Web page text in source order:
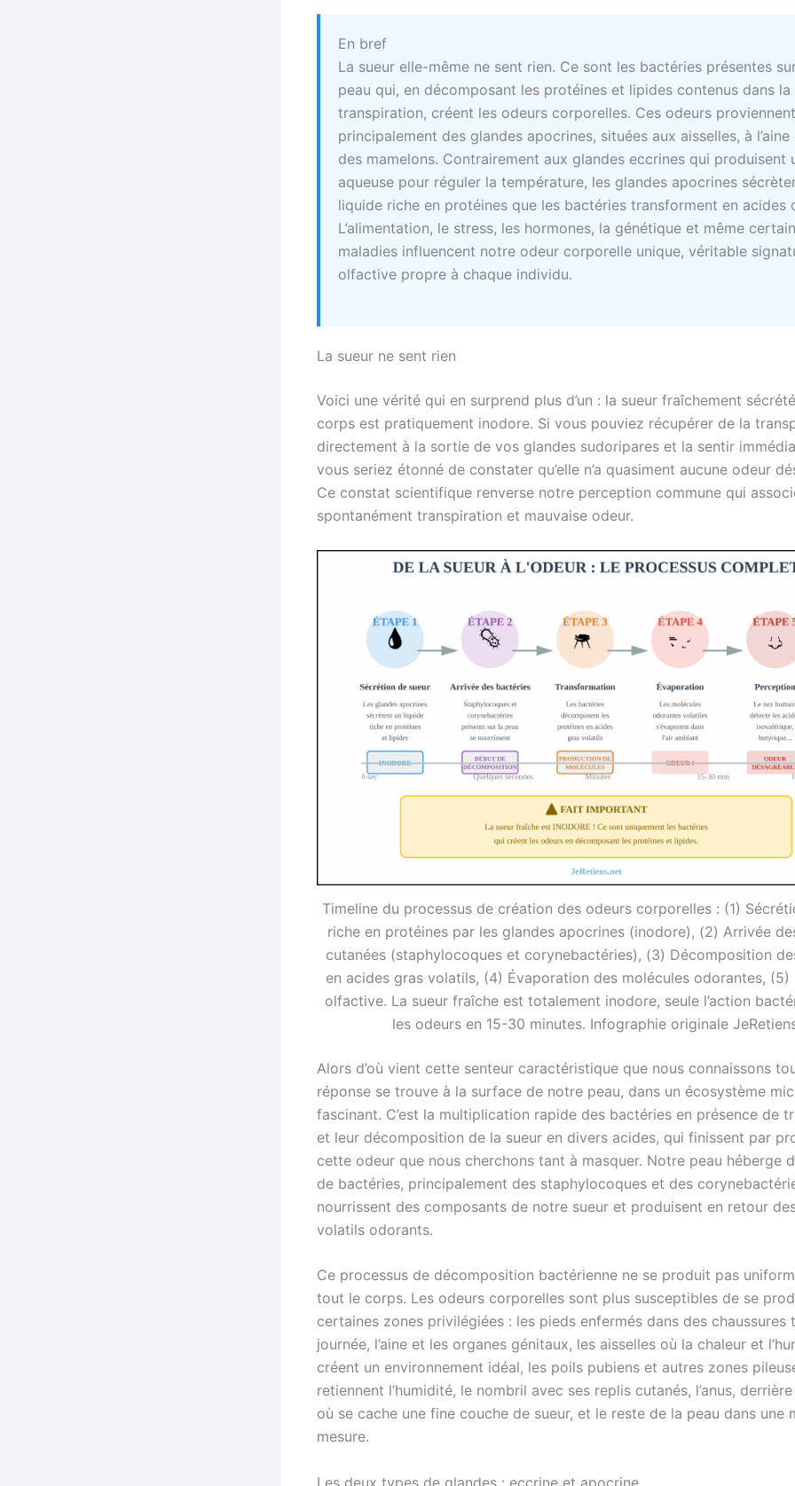
En bref
La sueur elle-même ne sent rien. Ce sont les bactéries présentes
peau qui, en décomposant les protéines et lipides contenus dans la
transpiration, créent les odeurs corporelles. Ces odeurs proviennent
principalement des glandes apocrines, situées aux aisselles, à
des mamelons. Contrairement aux glandes eccrines qui produisent
aqueuse pour réguler la température, les glandes apocrines
liquide riche en protéines que les bactéries transforment en acides
L’alimentation, le stress, les hormones, la génétique et même
maladies influencent notre odeur corporelle unique, véritable
olfactive propre à chaque individu.
La sueur ne sent rien
Voici une vérité qui en surprend plus d’un : la sueur fraîchement
corps est pratiquement inodore. Si vous pouviez récupérer de la
directement à la sortie de vos glandes sudoripares et la sentir
vous seriez étonné de constater qu’elle n’a quasiment aucune odeur
Ce constat scientifique renverse notre perception commune qui
spontanément transpiration et mauvaise odeur.
Timeline du processus de création des odeurs corporelles : (1)
riche en protéines par les glandes apocrines (inodore), (2) Arrivée
cutanées (staphylocoques et corynebactéries), (3) Décomposition
en acides gras volatils, (4) Évaporation des molécules odorantes, (5)
olfactive. La sueur fraîche est totalement inodore, seule l’action
les odeurs en 15-30 minutes. Infographie originale
Alors d’où vient cette senteur caractéristique que nous connaissons
réponse se trouve à la surface de notre peau, dans un écosystème
fascinant. C’est la multiplication rapide des bactéries en présence de
et leur décomposition de la sueur en divers acides, qui finissent par
cette odeur que nous cherchons tant à masquer. Notre peau héberge
de bactéries, principalement des staphylocoques et des
nourrissent des composants de notre sueur et produisent en retour
volatils odorants.
Ce processus de décomposition bactérienne ne se produit pas
tout le corps. Les odeurs corporelles sont plus susceptibles de se
certaines zones privilégiées : les pieds enfermés dans des chaussures
journée, l’aine et les organes génitaux, les aisselles où la chaleur et
créent un environnement idéal, les poils pubiens et autres zones
retiennent l’humidité, le nombril avec ses replis cutanés, l’anus,
où se cache une fine couche de sueur, et le reste de la peau dans une
mesure.
Les deux types de glandes : eccrine et apocrine